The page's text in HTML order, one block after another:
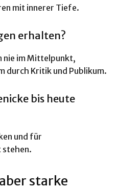
mit innerer Tiefe.
erhalten?
nie im Mittelpunkt,
durch Kritik und Publikum.
bis heute
und für
stehen.
starke